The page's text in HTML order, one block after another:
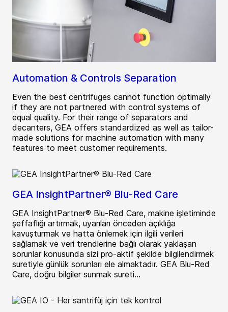
Automation & Controls Separation
Even the best centrifuges cannot function optimally
if they are not partnered with control systems of
equal quality. For their range of separators and
decanters, GEA offers standardized as well as tailor-
made solutions for machine automation with many
features to meet customer requirements.
GEA InsightPartner® Blu-Red Care
GEA InsightPartner® Blu-Red Care, makine işletiminde
şeffaflığı artırmak, uyarıları önceden açıklığa
kavuşturmak ve hatta önlemek için ilgili verileri
sağlamak ve veri trendlerine bağlı olarak yaklaşan
sorunlar konusunda sizi pro-aktif şekilde bilgilendirmek
suretiyle günlük sorunları ele almaktadır. GEA Blu-Red
Care, doğru bilgiler sunmak sureti...